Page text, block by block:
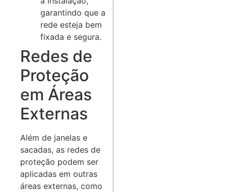
garantindo que a
rede esteja bem
fixada e segura.
Redes de
Proteção
em Áreas
Externas
Além de janelas e
sacadas, as redes de
proteção podem ser
aplicadas em outras
áreas externas, como